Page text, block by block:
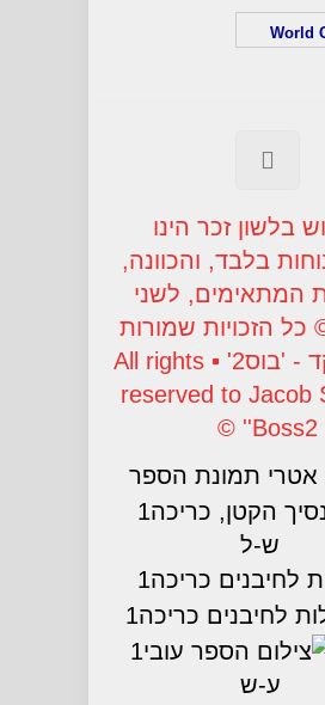
בלשון זכר הינו
בלבד, והכוונה,
המתאימים, לשני
כל הזכויות שמורות
ליעקב שקד - 'בוס2' ▪ All rights
reserved to Jacob
'Boss2' ©
ש-ל
ע-ש